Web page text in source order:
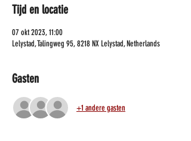
Tijd en locatie
07 okt 2023, 11:00
Lelystad, Talingweg 95, 8218 NX Lelystad, Netherlands
Gasten
+1 andere gasten